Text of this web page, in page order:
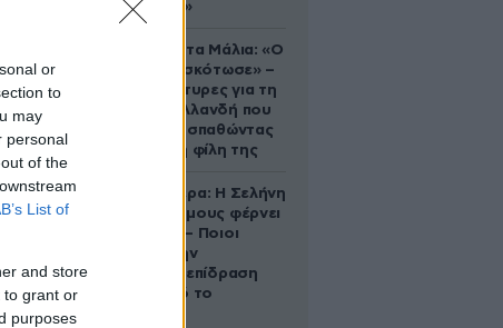
or
to
may
personal
of the
List of
and store
to grant or
purposes
συζήτησης»
Τραγωδία στα Μάλια: «Ο
πανικός τη σκότωσε» –
Τι λένε μάρτυρες για τη
42χρονη Ολλανδή που
πνίγηκε προσπαθώντας
να σώσει τη φίλη της
Ζώδια σήμερα: Η Σελήνη
στους Διδύμους φέρνει
ανατροπές – Ποιοι
δέχονται την
ευεργετική επίδραση
του Δία από το